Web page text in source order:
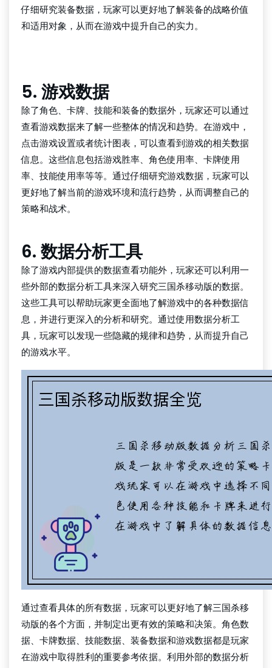
仔细研究装备数据，玩家可以更好地了解装备的战略价值
和适用对象，从而在游戏中提升自己的实力。
5. 游戏数据
除了角色、卡牌、技能和装备的数据外，玩家还可以通过
查看游戏数据来了解一些整体的情况和趋势。在游戏中，
点击游戏设置或者统计图表，可以查看到游戏的相关数据
信息。这些信息包括游戏胜率、角色使用率、卡牌使用
率、技能使用率等等。通过仔细研究游戏数据，玩家可以
更好地了解当前的游戏环境和流行趋势，从而调整自己的
策略和战术。
6. 数据分析工具
除了游戏内部提供的数据查看功能外，玩家还可以利用一
些外部的数据分析工具来深入研究三国杀移动版的数据。
这些工具可以帮助玩家更全面地了解游戏中的各种数据信
息，并进行更深入的分析和研究。通过使用数据分析工
具，玩家可以发现一些隐藏的规律和趋势，从而提升自己
的游戏水平。
通过查看具体的所有数据，玩家可以更好地了解三国杀移
动版的各个方面，并制定出更有效的策略和决策。角色数
据、卡牌数据、技能数据、装备数据和游戏数据都是玩家
在游戏中取得胜利的重要参考依据。利用外部的数据分析